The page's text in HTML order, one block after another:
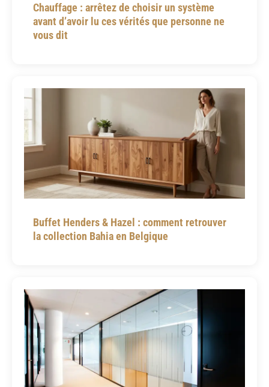
Chauffage : arrêtez de choisir un système
avant d’avoir lu ces vérités que personne ne
vous dit
Buffet Henders & Hazel : comment retrouver
la collection Bahia en Belgique